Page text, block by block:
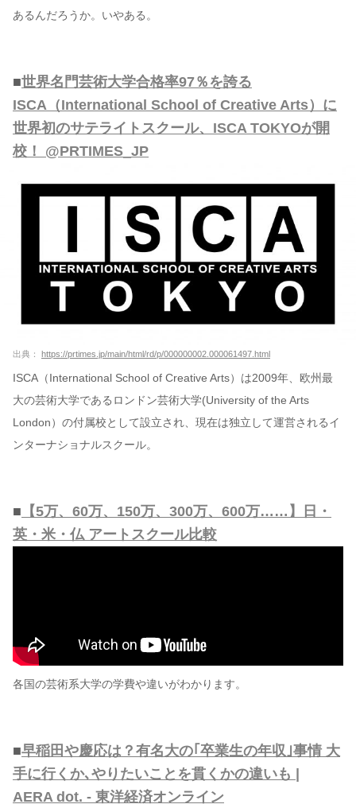
あるんだろうか。いやある。
■世界名門芸術大学合格率97％を誇る
ISCA（International School of Creative Arts）に
世界初のサテライトスクール、ISCA TOKYOが開
校！ @PRTIMES_JP
出典： https://prtimes.jp/main/html/rd/p/000000002.000061497.html
ISCA（International School of Creative Arts）は2009年、欧州最
大の芸術大学であるロンドン芸術大学(University of the Arts
London）の付属校として設立され、現在は独立して運営されるイ
ンターナショナルスクール。
■ 【5万、60万、150万、300万、600万……】日・
英・米・仏 アートスクール比較
各国の芸術系大学の学費や違いがわかります。
■早稲田や慶応は？有名大の｢卒業生の年収｣事情 大
手に行くか､やりたいことを貫くかの違いも |
AERA dot. - 東洋経済オンライン